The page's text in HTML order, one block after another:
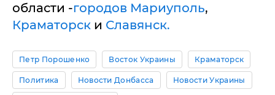
области -городов Мариуполь,
Краматорск и Славянск.
Петр Порошенко Восток Украины Краматорск
Политика Новости Донбасса Новости Украины